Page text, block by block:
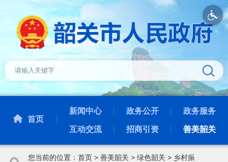
首页
新闻中心 政务公开 政务服务
互动交流 招商引资 善美韶关
您当前的位置： 首页> 善美韶关> 绿色韶关> 乡村振